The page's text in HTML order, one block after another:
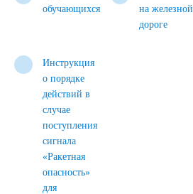
обучающихся
на железной
дороге
Инструкция
о порядке
действий в
случае
поступления
сигнала
«Ракетная
опасность»
для